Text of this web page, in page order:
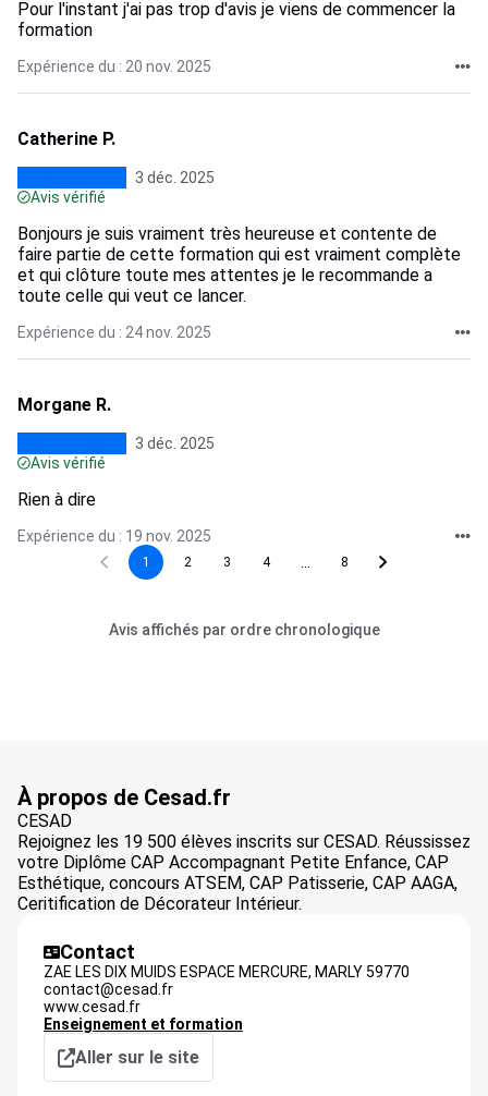
Pour l'instant j'ai pas trop d'avis je viens de commencer la
formation
Expérience du : 20 nov. 2025
Catherine P.
3 déc. 2025
Avis vérifié
Bonjours je suis vraiment très heureuse et contente de
faire partie de cette formation qui est vraiment complète
et qui clôture toute mes attentes je le recommande a
toute celle qui veut ce lancer.
Expérience du : 24 nov. 2025
Morgane R.
3 déc. 2025
Avis vérifié
Rien à dire
Expérience du : 19 nov. 2025
1 2 3 4 8
Avis affichés par ordre chronologique
À propos de Cesad.fr
CESAD
Rejoignez les 19 500 élèves inscrits sur CESAD. Réussissez
votre Diplôme CAP Accompagnant Petite Enfance, CAP
Esthétique, concours ATSEM, CAP Patisserie, CAP AAGA,
Ceritification de Décorateur Intérieur.
Contact
ZAE LES DIX MUIDS ESPACE MERCURE, MARLY59770
contact@cesad.fr
www.cesad.fr
Enseignement et formation
Aller sur le site